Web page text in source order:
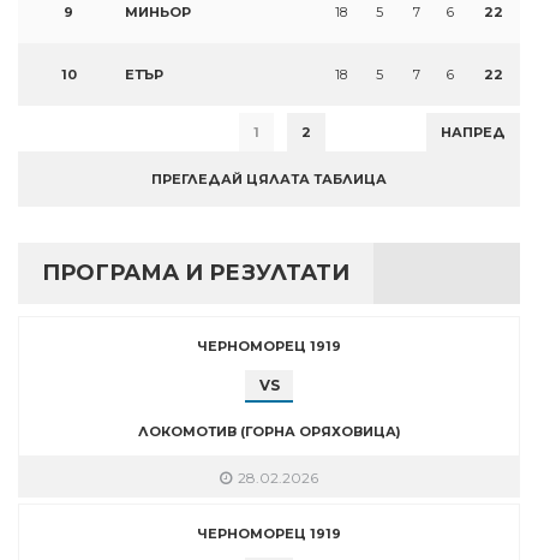
9 МИНЬОР 18 5 7 6 22
10 ЕТЪР 18 5 7 6 22
1 2 НАПРЕД
ПРЕГЛЕДАЙ ЦЯЛАТА ТАБЛИЦА
ПРОГРАМА И РЕЗУЛТАТИ
ЧЕРНОМОРЕЦ 1919
VS
ЛОКОМОТИВ (ГОРНА ОРЯХОВИЦА)
28.02.2026
ЧЕРНОМОРЕЦ 1919